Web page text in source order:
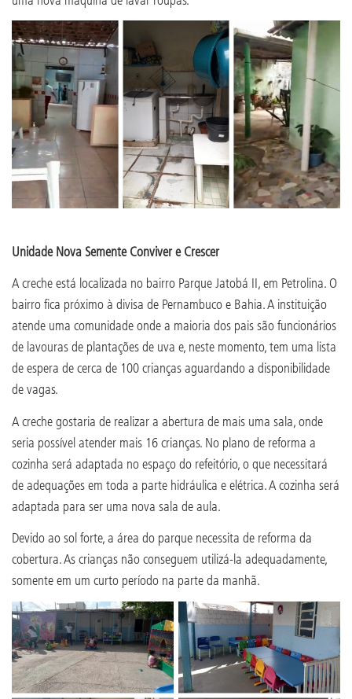
Unidade Nova Semente Conviver e Crescer
A creche está localizada no bairro Parque Jatobá II, em Petrolina. O
bairro fica próximo à divisa de Pernambuco e Bahia. A instituição
atende uma comunidade onde a maioria dos pais são funcionários
de lavouras de plantações de uva e, neste momento, tem uma lista
de espera de cerca de 100 crianças aguardando a disponibilidade
de vagas.
A creche gostaria de realizar a abertura de mais uma sala, onde
seria possível atender mais 16 crianças. No plano de reforma a
cozinha será adaptada no espaço do refeitório, o que necessitará
de adequações em toda a parte hidráulica e elétrica. A cozinha será
adaptada para ser uma nova sala de aula.
Devido ao sol forte, a área do parque necessita de reforma da
cobertura. As crianças não conseguem utilizá-la adequadamente,
somente em um curto período na parte da manhã.